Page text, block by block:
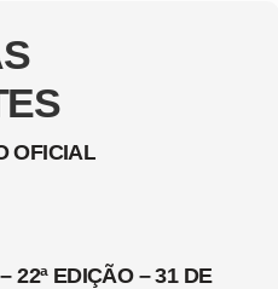
OFICIAL
22ª EDIÇÃO – 31 DE